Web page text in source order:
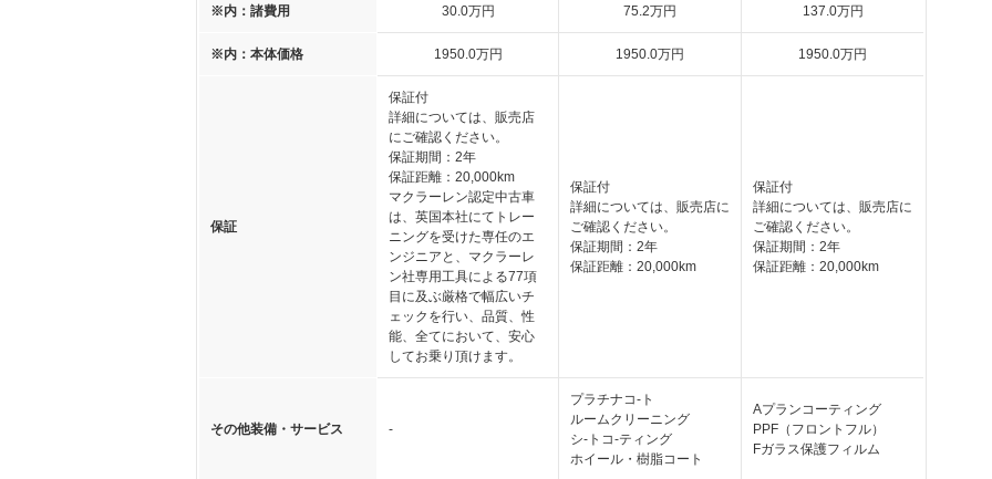
※内：諸費用 30.0万円 75.2万円 137.0万円
※内：本体価格 1950.0万円 1950.0万円 1950.0万円
保証
保証付
詳細については、販売店
にご確認ください。
保証期間：2年
保証距離：20,000km
マクラーレン認定中古車
は、英国本社にてトレー
ニングを受けた専任のエ
ンジニアと、マクラーレ
ン社専用工具による77項
目に及ぶ厳格で幅広いチ
ェックを行い、品質、性
能、全てにおいて、安心
してお乗り頂けます。
保証付
詳細については、販売店に
ご確認ください。
保証期間：2年
保証距離：20,000km
保証付
詳細については、販売店に
ご確認ください。
保証期間：2年
保証距離：20,000km
その他装備・サービス -
プラチナコ-ト
ルームクリーニング
シ-トコ-ティング
ホイール・樹脂コート
Aプランコーティング
PPF（フロントフル）
Fガラス保護フィルム